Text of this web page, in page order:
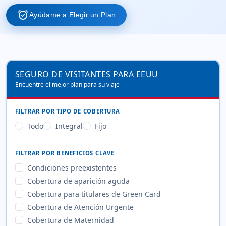
alarm_onAyúdame a Elegir un Plan
SEGURO DE VISITANTES PARA EEUU
Encuentre el mejor plan para su viaje
FILTRAR POR TIPO DE COBERTURA
Todo Integral Fijo
FILTRAR POR BENEFICIOS CLAVE
Condiciones preexistentes
Cobertura de aparición aguda
Cobertura para titulares de Green Card
Cobertura de Atención Urgente
Cobertura de Maternidad